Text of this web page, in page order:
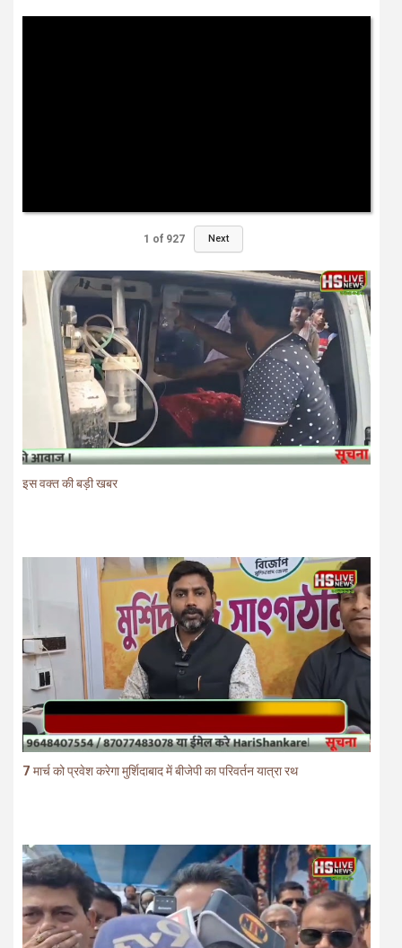
1 of 927 Next
इस वक्त की बड़ी खबर
7 मार्च को प्रवेश करेगा मुर्शिदाबाद में बीजेपी का परिवर्तन यात्रा रथ